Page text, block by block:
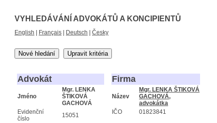
VYHLEDÁVÁNÍ ADVOKÁTŮ A KONCIPIENTŮ
English Français Deutsch Česky
Nové hledání Upravit kritéria
Advokát
Jméno
Mgr. LENKA
ŠTIKOVÁ
GACHOVÁ
Evidenční
číslo
15051
Firma
Název
Mgr. LENKA ŠTIKOVÁ
GACHOVÁ,
advokátka
IČO
01823841